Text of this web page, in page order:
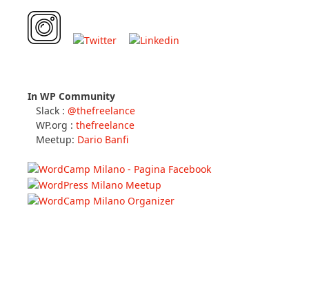
In WP Community
Slack : @thefreelance
WP.org : thefreelance
Meetup: Dario Banfi